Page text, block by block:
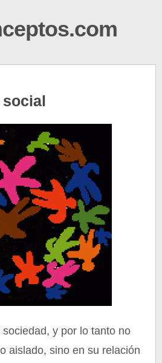
social
y por lo tanto no
aislado, sino en su relación